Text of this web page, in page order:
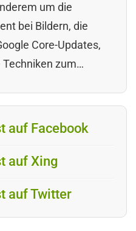
um die
bei Bildern, die
Core-Updates,
zum…
auf Facebook
auf Xing
auf Twitter